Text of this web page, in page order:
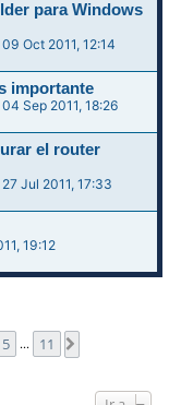
para Windows
09 Oct 2011, 12:14
importante
04 Sep 2011, 18:26
el router
27 Jul 2011, 17:33
19:12
5 … 11